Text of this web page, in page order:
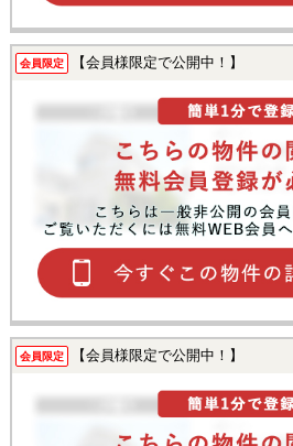
会員限定 【会員様限定で公開中！】
会員限定 【会員様限定で公開中！】